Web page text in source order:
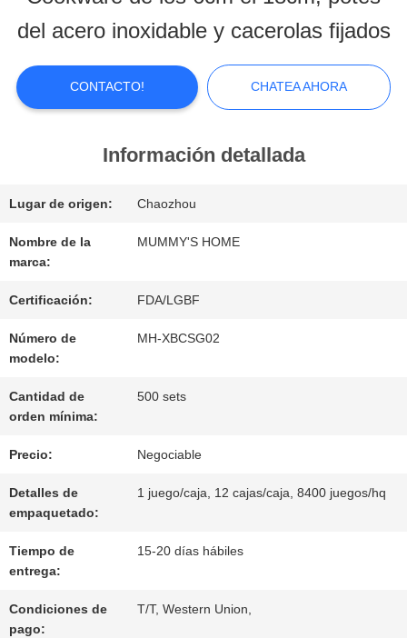
SOBRE
NOSOTROS
VIAJE
LA
FÁBRICA
CONTROL
DE
CALIDAD
ÉNTRENOS
EN
CONTACTO
CON
del acero inoxidable y cacerolas fijados
CONTACTO! CHATEA AHORA
Información detallada
Lugar de origen: Chaozhou
Nombre de la
marca:
MUMMY'S HOME
Certificación: FDA/LGBF
Número de
modelo:
MH-XBCSG02
Cantidad de
orden mínima:
500 sets
Precio: Negociable
Detalles de
empaquetado:
1 juego/caja, 12 cajas/caja, 8400 juegos/hq
Tiempo de
entrega:
15-20 días hábiles
Condiciones de
pago:
T/T, Western Union,